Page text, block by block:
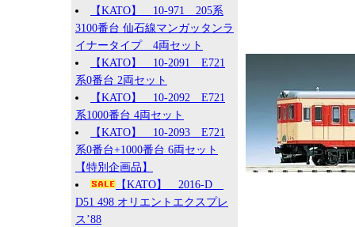
【KATO】 10-971 205系
3100番台 仙石線マンガッタンラ
イナータイプ 4両セット
【KATO】 10-2091 E721
系0番台 2両セット
【KATO】 10-2092 E721
系1000番台 4両セット
【KATO】 10-2093 E721
系0番台+1000番台 6両セット
【特別企画品】
【KATO】 2016-D
D51 498 オリエントエクスプレ
ス’88